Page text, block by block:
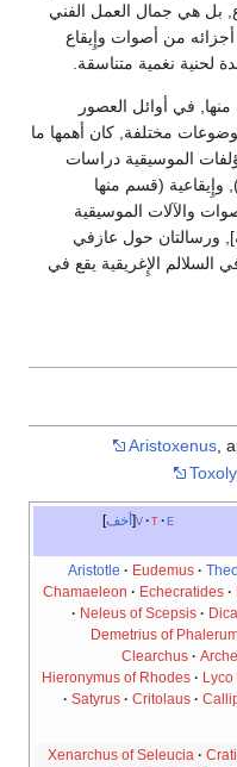
بل هي جمال العمل الفني
أجزائه من أصوات وإِيقاع
لحنية نغمية متناسقة.
في أوائل العصور
مختلفة, كان أهمها ما
الموسيقية دراسات
(قسم منها
والآلات الموسيقية
ورسالتان حول عازفي
الإِغريقية يقع في
Aristoxenus,
أخف v t e
Aristotle Eudemus
Chamaeleon
Echecratides
Neleus of Scepsis
Demetrius of
Clearchus
Hieronymus of Rhodes
Satyrus
Critolaus
Xenarchus of Seleucia